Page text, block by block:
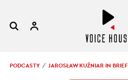
PODCASTY JAROSŁAW KUŹNIAR IN BRIEF